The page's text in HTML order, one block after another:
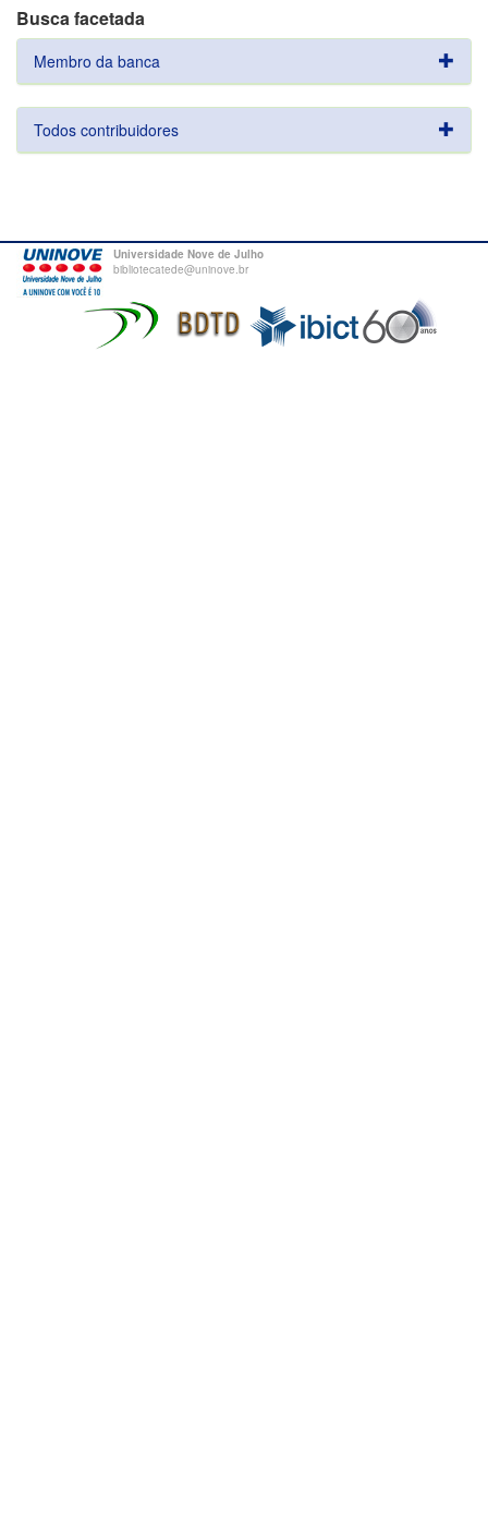
Busca facetada
Membro da banca
Todos contribuidores
Universidade Nove de Julho
bibliotecatede@uninove.br